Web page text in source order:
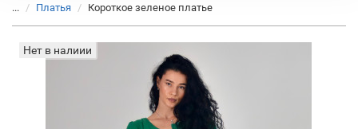
... Платья Короткое зеленое платье
Нет в налиии